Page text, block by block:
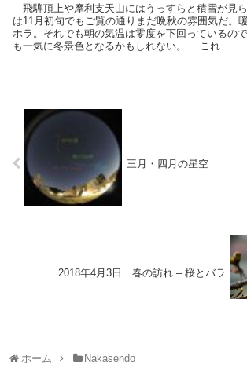
飛騨頂上や摩利支天山にはうっすらと積雪が見
は11月初旬でもご覧の通りまだ晩秋の雰囲気だ。
ホラ。それでも朝の気温は零度を下回っているの
も一気に冬景色となるかもしれない。 これ...
三月・四月の星空
2018年4月3日 春の訪れ – 桜とバラ
ホーム Nakasendo